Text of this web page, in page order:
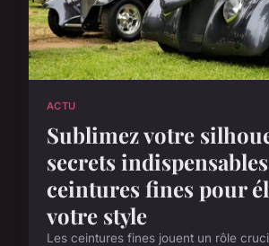
ACTU
Sublimez votre
secrets
ceintures fines pour
votre style
Les ceintures fines jouent un rôle